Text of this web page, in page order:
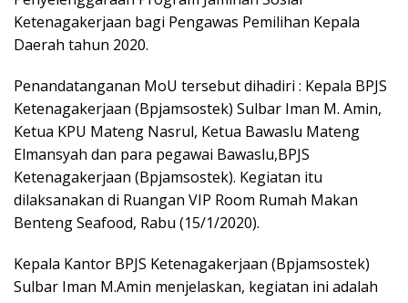
Ketenagakerjaan bagi Pengawas Pemilihan Kepala
Daerah tahun 2020.
Penandatanganan MoU tersebut dihadiri : Kepala BPJS
Ketenagakerjaan (Bpjamsostek) Sulbar Iman M. Amin,
Ketua KPU Mateng Nasrul, Ketua Bawaslu Mateng
Elmansyah dan para pegawai Bawaslu,BPJS
Ketenagakerjaan (Bpjamsostek). Kegiatan itu
dilaksanakan di Ruangan VIP Room Rumah Makan
Benteng Seafood, Rabu (15/1/2020).
Kepala Kantor BPJS Ketenagakerjaan (Bpjamsostek)
Sulbar Iman M.Amin menjelaskan, kegiatan ini adalah